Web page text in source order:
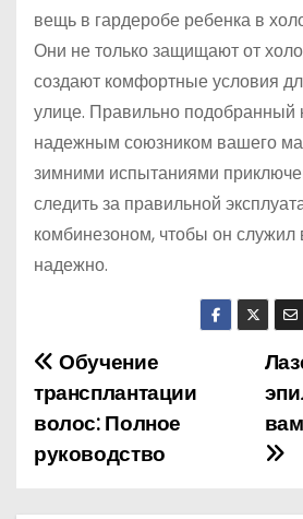
вещь в гардеробе ребенка в
Они не только защищают от
создают комфортные условия
улице. Правильно подобранный
надежным союзником вашего
зимними испытаниями
следить за правильной
комбинезоном, чтобы он служил
надежно.
Н
а
в
и
Обучение
трансплантации
волос: Полное
руководство